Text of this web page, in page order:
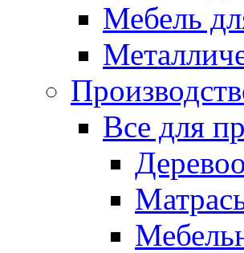
Мебель
Все для